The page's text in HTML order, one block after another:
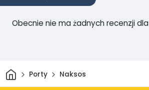
Obecnie nie ma żadnych recenzji
DomPorty Naksos